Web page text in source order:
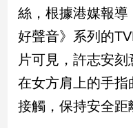
新
冠
病
專
區
絲，根據港媒報
好聲音》系列的
片可見，許志安
在女方肩上的手
接觸，保持安全距